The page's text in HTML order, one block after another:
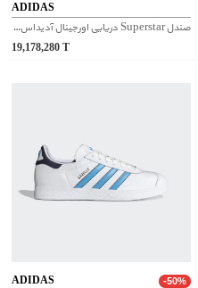
ADIDAS
صندل Superstar دریایی اورجینال آدیداس | JI3152
19,178,280
ADIDAS -50%